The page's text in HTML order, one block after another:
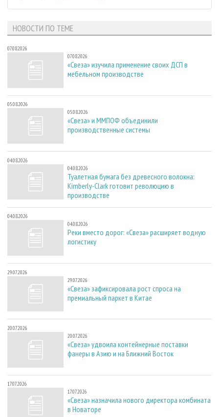
НОВОСТИ ПО ТЕМЕ
07.08.2026
07.08.2026
«Свеза» изучила применение своих ДСП в
мебельном производстве
05.08.2026
05.08.2026
«Свеза» и ММПОФ объединили
производственные системы
04.08.2026
04.08.2026
Туалетная бумага без древесного волокна:
Kimberly-Clark готовит революцию в
производстве
04.08.2026
04.08.2026
Реки вместо дорог: «Свеза» расширяет водную
логистику
29.07.2026
29.07.2026
«Свеза» зафиксировала рост спроса на
премиальный паркет в Китае
20.07.2026
20.07.2026
«Свеза» удвоила контейнерные поставки
фанеры в Азию и на Ближний Восток
17.07.2026
17.07.2026
«Свеза» назначила нового директора комбината
в Новаторе